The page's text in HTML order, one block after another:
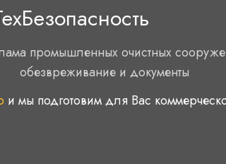
промышленных очистных
обезвреживание и документы
и мы подготовим для Вас